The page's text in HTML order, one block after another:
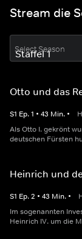
Stream die
Select Season
Otto und das
S1 Ep.1 • 43 Min. •
Als Otto I. gekrönt
deutschen Fürsten
Heinrich und
S1 Ep.2 • 43 Min. •
Im sogenannten
Heinrich IV. um die